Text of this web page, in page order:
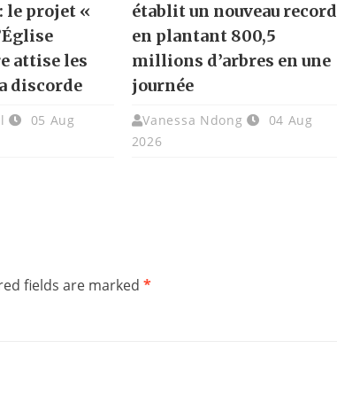
le projet «
attise les
discorde
05 Aug
établit un nouveau record
en plantant 800,5
millions d’arbres en une
journée
Vanessa Ndong
04 Aug
2026
fields are marked *